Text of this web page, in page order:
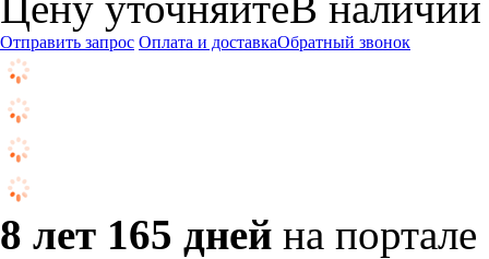
Отправить запрос Оплата и доставкаОбратный звонок
8 лет 165 дней на портале